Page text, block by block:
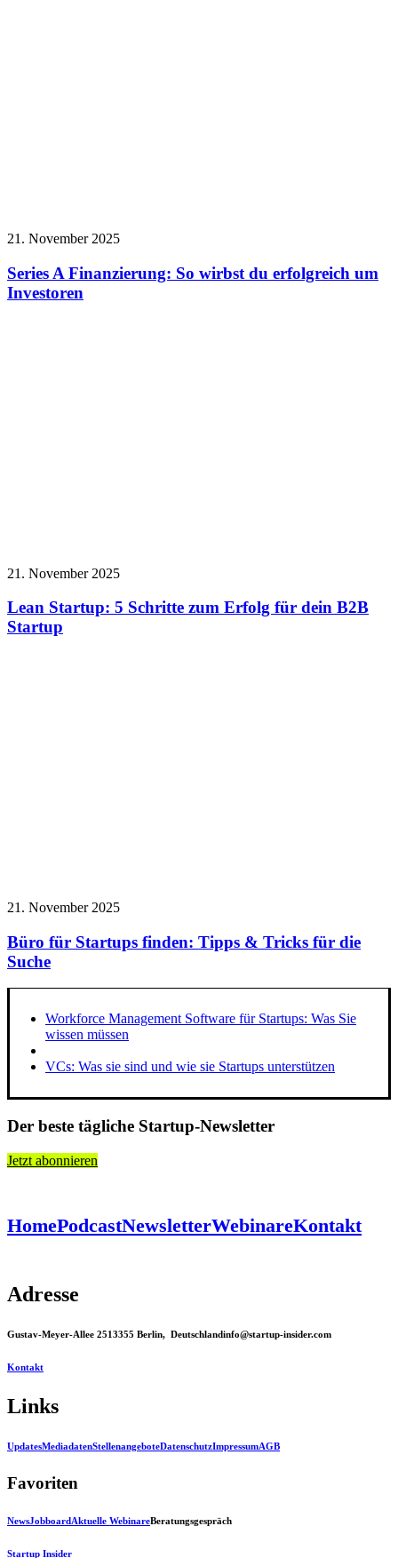
21. November 2025
Series A Finanzierung: So wirbst du erfolgreich um
Investoren
21. November 2025
Lean Startup: 5 Schritte zum Erfolg für dein B2B
Startup
21. November 2025
Büro für Startups finden: Tipps & Tricks für die
Suche
Workforce Management Software für Startups: Was Sie
wissen müssen
VCs: Was sie sind und wie sie Startups unterstützen
Der beste tägliche Startup-Newsletter
Jetzt abonnieren
HomePodcastNewsletterWebinareKontakt
Adresse
Gustav-Meyer-Allee 2513355 Berlin, Deutschlandinfo@startup-insider.com
Kontakt
Links
UpdatesMediadatenStellenangeboteDatenschutzImpressumAGB
Favoriten
NewsJobboardAktuelle WebinareBeratungsgespräch
Startup Insider